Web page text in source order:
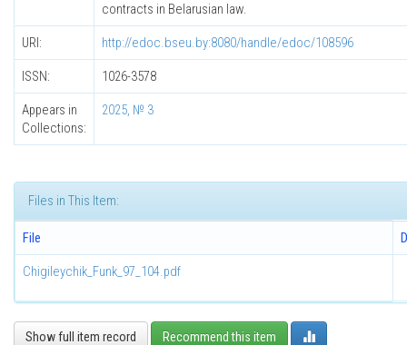
contracts in Belarusian law.
URI: http://edoc.bseu.by:8080/handle/edoc/108596
ISSN: 1026-3578
Appears in
Collections:
2025, № 3
Files in This Item:
File
Chigileychik_Funk_97_104.pdf
Show full item record Recommend this item